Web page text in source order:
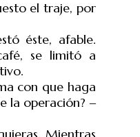
el traje, por
éste, afable.
se limitó a
con que haga
la operación? ‒